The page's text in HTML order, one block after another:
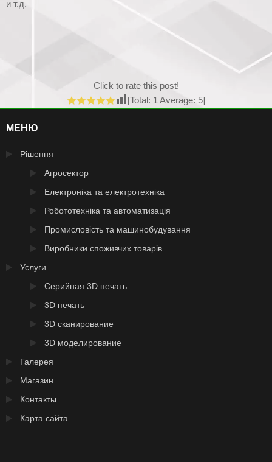
и т.д.
Click to rate this post!
[Total: 1 Average: 5]
МЕНЮ
Рішення
Агросектор
Електроніка та електротехніка
Робототехніка та автоматизація
Промисловість та машинобудування
Виробники споживчих товарів
Услуги
Серийная 3D печать
3D печать
3D сканирование
3D моделирование
Галерея
Магазин
Контакты
Карта сайта